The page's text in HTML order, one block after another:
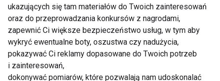
zdrowotnym): produkty mleczne,
zbożowe, mięsne;
niskoenergetyczną: produkty mleczne,
margaryny, napoje, soki, słodycze,
wędliny;
ukazujących się tam materiałów do Twoich zainteresowań
oraz do przeprowadzania konkursów z nagrodami,
zapewnić Ci większe bezpieczeństwo usług, w tym aby
wykryć ewentualne boty, oszustwa czy nadużycia,
pokazywać Ci reklamy dopasowane do Twoich potrzeb
i zainteresowań,
dokonywać pomiarów, które pozwalają nam udoskonalać